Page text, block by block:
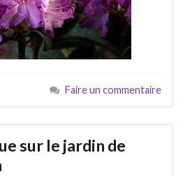
Faire un commentaire
sur le jardin de